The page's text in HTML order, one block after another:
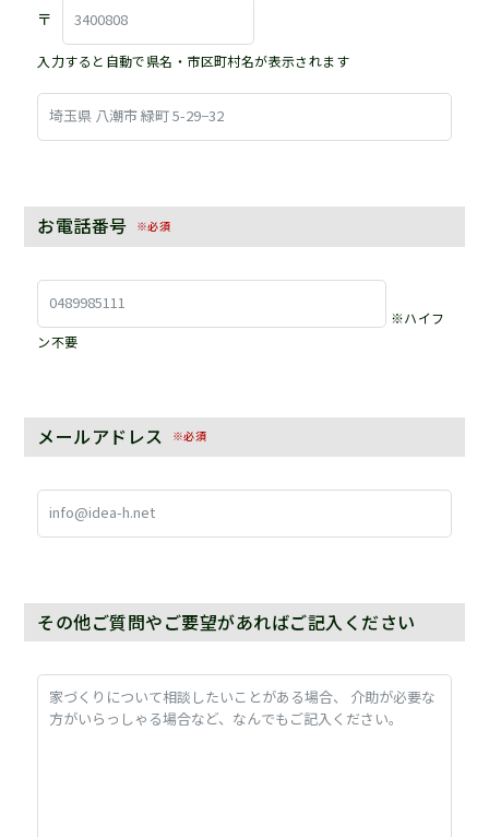
〒
入力すると自動で県名・市区町村名が表示されます
お電話番号 ※必須
※ハイフ
ン不要
メールアドレス ※必須
その他ご質問やご要望があればご記入ください